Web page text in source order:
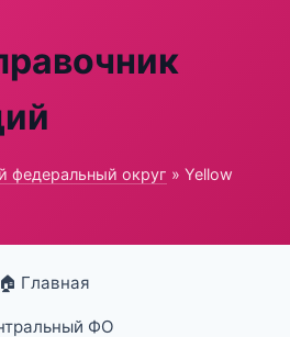
федеральный округ » Yellow
🏠 Главная
ФО